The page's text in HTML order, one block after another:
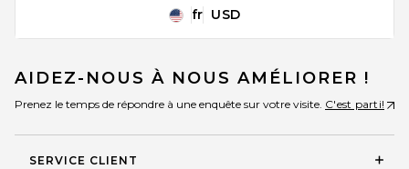
Change Country Regions
fr USD
AIDEZ-NOUS À NOUS AMÉLIORER !
Prenez le temps de répondre à une enquête sur votre visite. C'est parti!
SERVICE CLIENT